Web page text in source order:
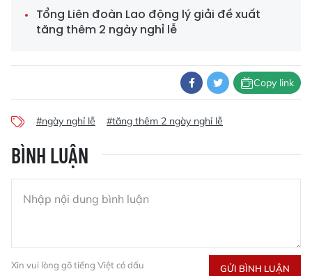
Tổng Liên đoàn Lao động lý giải đề xuất
tăng thêm 2 ngày nghỉ lễ
Copy link
#ngày nghỉ lễ #tăng thêm 2 ngày nghỉ lễ
BÌNH LUẬN
Xin vui lòng gõ tiếng Việt có dấu GỬI BÌNH LUẬN